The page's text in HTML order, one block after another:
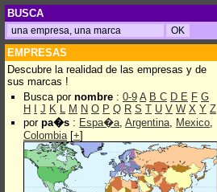
BUSCA
EMPRESAS
Descubre la realidad de las empresas y de
sus marcas !
Busca por nombre : 0-9 A B C D E F G
H
J K L M N O P Q R S T U V W X Y Z
por pa�s : Espa�a, Argentina, Mexico,
Colombia[+]